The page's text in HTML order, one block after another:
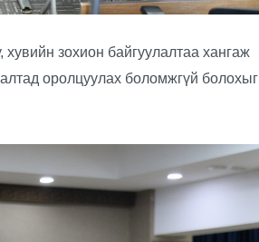
зохион байгуулалтаа хангаж
оролцуулах боломжгүй болохыг